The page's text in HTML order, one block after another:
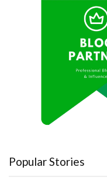
Popular Stories